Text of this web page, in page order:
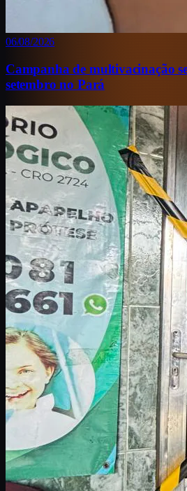
06/08/2026
Campanha de multivacinação
setembro no Pará